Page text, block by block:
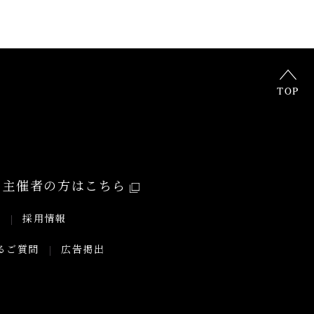
TOP
主催者の方はこちら
採用情報
ご質問 広告掲出